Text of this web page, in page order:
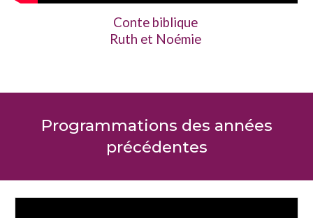
Conte biblique
Ruth et Noémie
Programmations des années
précédentes